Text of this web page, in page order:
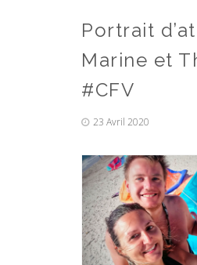
Portrait
Marine et
#CFV
23 Avril 2020